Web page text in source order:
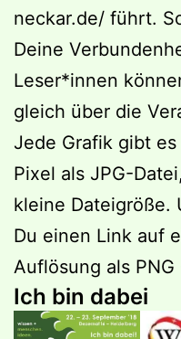
neckar.de/ führt.
Deine
Leser*innen
gleich über die
Jede Grafik gibt
Pixel als JPG-
kleine Dateigröße.
Du einen Link auf
Auflösung als PNG
Ich bin dabei